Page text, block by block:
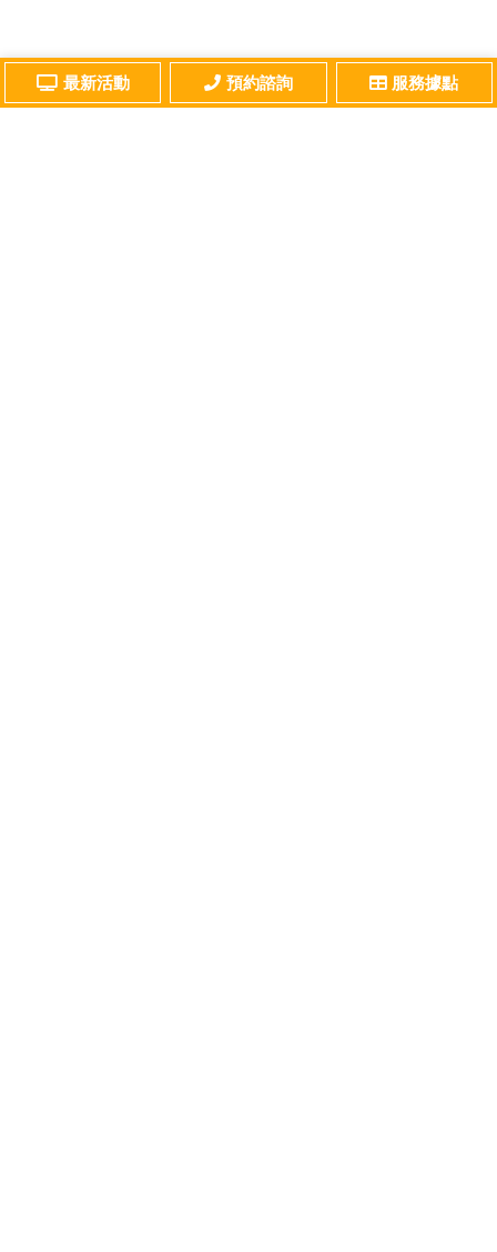
最新活動 預約諮詢 服務據點